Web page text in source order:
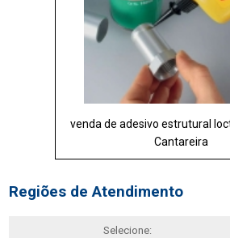
venda de adesivo estrutural
Cantareira
Regiões de Atendimento
Selecione: